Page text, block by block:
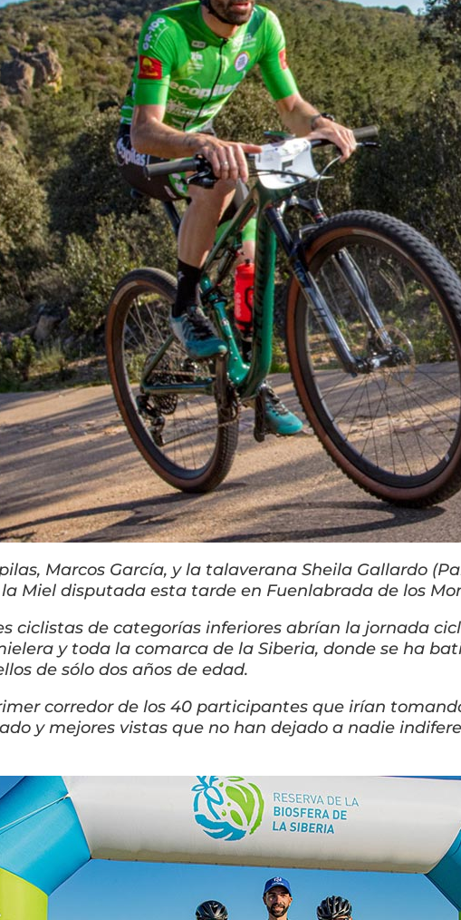
Marcos García, y la talaverana Sheila Gallardo
Miel disputada esta tarde en Fuenlabrada de los
ciclistas de categorías inferiores abrían la jornada
y toda la comarca de la Siberia, donde se ha
de sólo dos años de edad.
corredor de los 40 participantes que irían
y mejores vistas que no han dejado a nadie